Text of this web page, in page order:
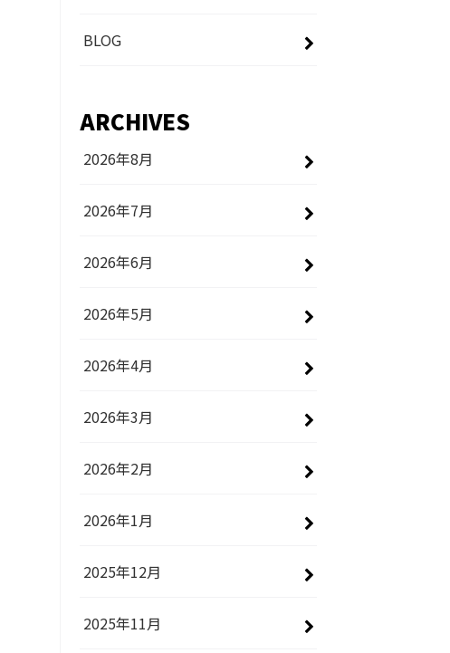
BLOG
ARCHIVES
2026年8月
2026年7月
2026年6月
2026年5月
2026年4月
2026年3月
2026年2月
2026年1月
2025年12月
2025年11月